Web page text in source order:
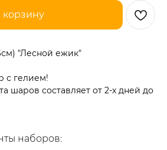
корзину
"Лесной ежик"
с гелием!
шаров составляет от 2-х дней до
наборов: